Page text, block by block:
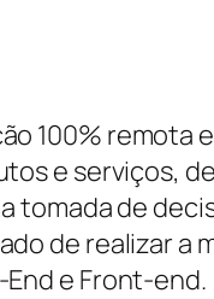
100%
e serviços,
de
de realizar
e Front-end.